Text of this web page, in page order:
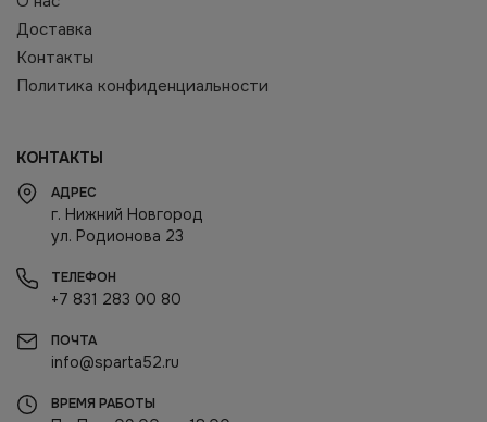
Доставка
Контакты
Политика конфиденциальности
КОНТАКТЫ
АДРЕС
г. Нижний Новгород
ул. Родионова 23
ТЕЛЕФОН
+7 831 283 00 80
ПОЧТА
info@sparta52.ru
ВРЕМЯ РАБОТЫ